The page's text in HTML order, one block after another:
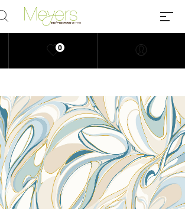
Millions of people around the
world visit Envato to buy and sell
creative assets, use smart design
templates, learn creative skills or
even hire freelancers. With an
industry-leading marketplace
paired with an unlimited
0